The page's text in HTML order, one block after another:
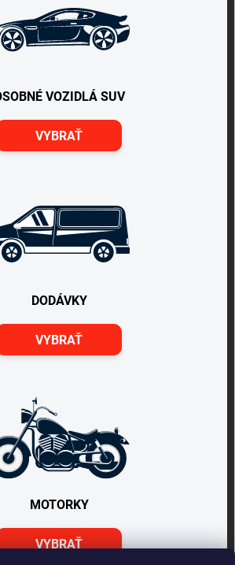
VOZIDLÁ SUV
VYBRAŤ
DODÁVKY
VYBRAŤ
MOTORKY
VYBRAŤ